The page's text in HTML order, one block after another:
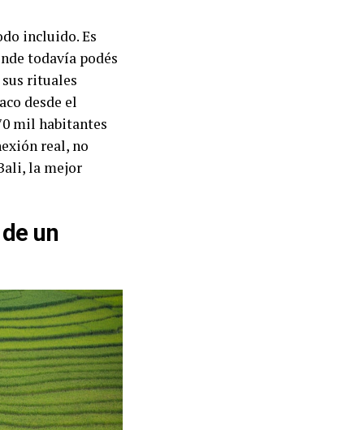
incluido. Es
todavía podés
rituales
desde el
mil habitantes
real, no
la mejor
un